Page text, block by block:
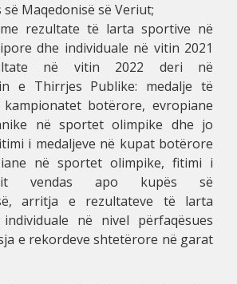
së Maqedonisë së Veriut;
rezultate të larta sportive në
dhe individuale në vitin 2021
në vitin 2022 deri në
e Thirrjes Publike: medalje të
botërore, evropiane
në sportet olimpike dhe jo
i medaljeve në kupat botërore
në sportet olimpike, fitimi i
vendas apo kupës së
arritja e rezultateve të larta
në nivel përfaqësues
e rekordeve shtetërore në garat